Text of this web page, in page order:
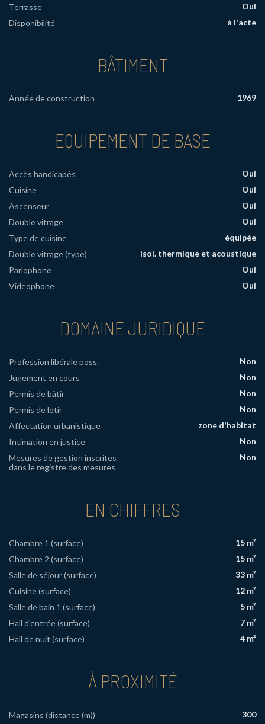
Terrasse
Oui
Disponibilité
à l'acte
BÂTIMENT
Année de construction 1969
EQUIPEMENT DE BASE
Accès handicapés
Oui
Cuisine
Oui
Ascenseur
Oui
Double vitrage
Oui
Type de cuisine
équipée
Double vitrage (type)
isol. thermique et acoustique
Parlophone
Oui
Videophone
Oui
DOMAINE JURIDIQUE
Profession libérale poss.
Non
Jugement en cours
Non
Permis de bâtir
Non
Permis de lotir
Non
Affectation urbanistique
zone d'habitat
Intimation en justice
Non
Mesures de gestion inscrites
dans le registre des mesures
Non
EN CHIFFRES
Chambre 1 (surface)
15 m²
Chambre 2 (surface)
15 m²
Salle de séjour (surface)
33 m²
Cuisine (surface)
12 m²
Salle de bain 1 (surface)
5 m²
Hall d'entrée (surface)
7 m²
Hall de nuit (surface)
4 m²
À PROXIMITÉ
Magasins (distance (m))
300